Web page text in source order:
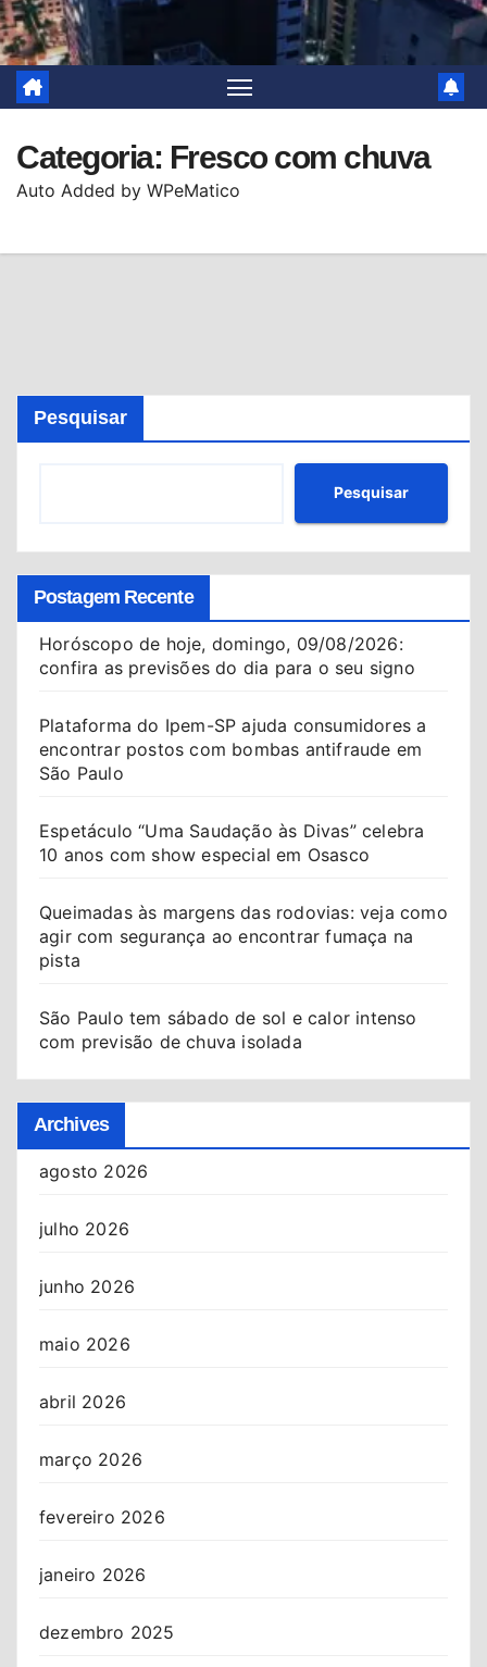
Categoria: Fresco com chuva
Auto Added by WPeMatico
Pesquisar
Pesquisar
Postagem Recente
Horóscopo de hoje, domingo, 09/08/2026:
confira as previsões do dia para o seu signo
Plataforma do Ipem-SP ajuda consumidores a
encontrar postos com bombas antifraude em
São Paulo
Espetáculo “Uma Saudação às Divas” celebra
10 anos com show especial em Osasco
Queimadas às margens das rodovias: veja como
agir com segurança ao encontrar fumaça na
pista
São Paulo tem sábado de sol e calor intenso
com previsão de chuva isolada
Archives
agosto 2026
julho 2026
junho 2026
maio 2026
abril 2026
março 2026
fevereiro 2026
janeiro 2026
dezembro 2025